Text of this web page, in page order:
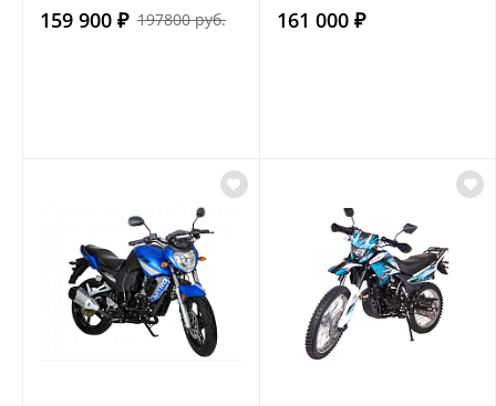
159 900 ₽ 197800 руб. 161 000 ₽